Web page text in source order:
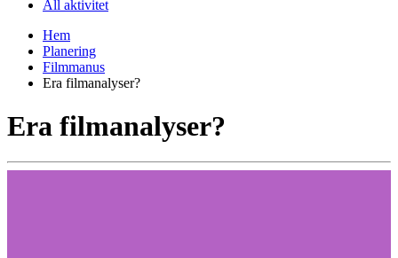
All aktivitet
Hem
Planering
Filmmanus
Era filmanalyser?
Era filmanalyser?